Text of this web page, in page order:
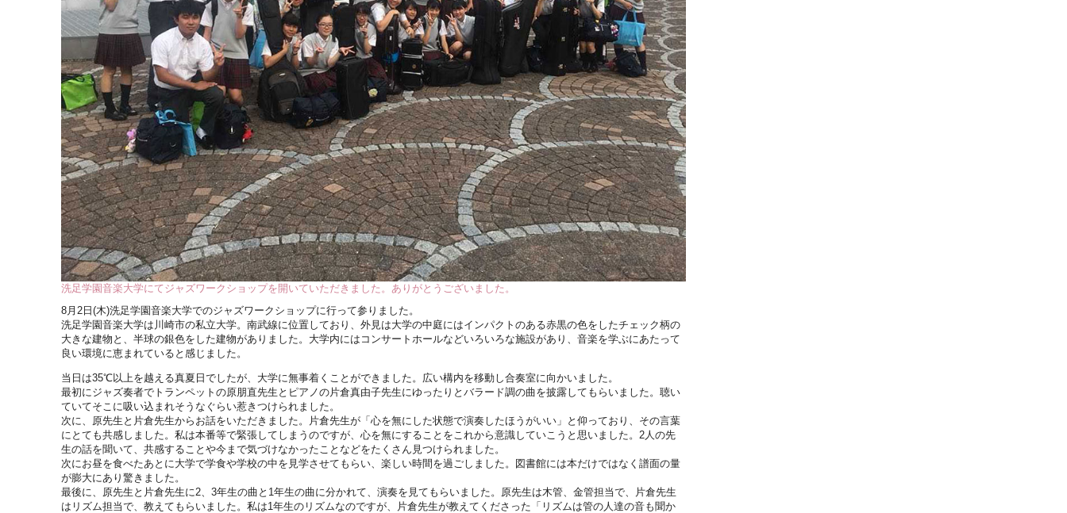
洗足学園音楽大学にてジャズワークショップを開いていただきました。ありがとうございました。
8月2日(木)洗足学園音楽大学でのジャズワークショップに行って参りました。
洗足学園音楽大学は川崎市の私立大学。南武線に位置しており、外見は大学の中庭にはインパクトのある赤黒の色をしたチェック柄の
大きな建物と、半球の銀色をした建物がありました。大学内にはコンサートホールなどいろいろな施設があり、音楽を学ぶにあたって
良い環境に恵まれていると感じました。
当日は35℃以上を越える真夏日でしたが、大学に無事着くことができました。広い構内を移動し合奏室に向かいました。
最初にジャズ奏者でトランペットの原朋直先生とピアノの片倉真由子先生にゆったりとバラード調の曲を披露してもらいました。聴い
ていてそこに吸い込まれそうなぐらい惹きつけられました。
次に、原先生と片倉先生からお話をいただきました。片倉先生が「心を無にした状態で演奏したほうがいい」と仰っており、その言葉
にとても共感しました。私は本番等で緊張してしまうのですが、心を無にすることをこれから意識していこうと思いました。2人の先
生の話を聞いて、共感することや今まで気づけなかったことなどをたくさん見つけられました。
次にお昼を食べたあとに大学で学食や学校の中を見学させてもらい、楽しい時間を過ごしました。図書館には本だけではなく譜面の量
が膨大にあり驚きました。
最後に、原先生と片倉先生に2、3年生の曲と1年生の曲に分かれて、演奏を見てもらいました。原先生は木管、金管担当で、片倉先生
はリズム担当で、教えてもらいました。私は1年生のリズムなのですが、片倉先生が教えてくださった「リズムは管の人達の音も聞か